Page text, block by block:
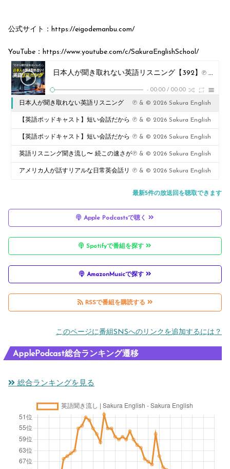
公式サイト：https://eigodemanbu.com/
YouTube：https://www.youtube.com/c/SakuraEnglishSchool/
日本人が聞き取れない英語リスニング【392】 ℗ & © 2026 Sakura English
- 00:00 / 00:00
日本人が聞き取れない英語リスニング
【392】
℗ & © 2026 Sakura English
【英語ポッドキャスト】短い会話だから
聞き取れる5つのショートストーリー。
初心者向け英語リスニング
℗ & © 2026 Sakura English
【英語ポッドキャスト】短い会話だから
聞き取れる5つのショートストーリー。
初心者向け英語リスニング【391】
℗ & © 2026 Sakura English
英語リスニング聞き流し〜 続この速さが
聞こえたら、英語はもう怖くない
℗ & © 2026 Sakura English
アメリカ人が話すリアルな日常英会話リ ℗ & © 2026 Sakura English
最新5件の放送回を聴取できます
Apple Podcastsで聴く
Spotifyで番組を探す
AmazonMusicで探す
RSSで番組を購読する
このページに番組SNSへのリンクを追加するには？
ApplePodcast総合ランキング遷移
総合ランキングを見る